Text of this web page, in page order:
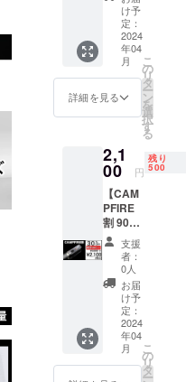
す。 ※
追加オ
プショ
ン商品
につき
専用ホ
ルダー
きませ
んので
ご注意
くださ
い。 ※
万が一
間違っ
て購入
してし
まい販
売期間
中にご
連絡い
ただけ
ない場
書 ×1 ※
税込、
送料込
みの価
格とな
りま
す。 ※
別売り
となり
ます。
ご希望
の場合
は追加
オプ
ション
をご購
入くだ
さい。
※皆様の
ご支援
により
量産効
率が向
定価格
3,000円
34%OF
F X2
Light 1
個をお
送りい
たしま
商品内
容 X2
Light ×1
専用シ
リコン
製
シェー
ド ×1 取
扱説明
書 ×1 ※
税込、
送料込
みの価
格とな
りま
す。 ※
け予
定：
2024
年04
月
詳細を見る
こ
の
リ
タ
ー
ン
を
選
択
す
る
2,1
00 円
残り
500
【CAM
PFIRE
割 900
円引 】
X2
Light
100個限
販売予
定価格
3,000円
30%OF
支援
者：
0人
お届
け予
定：
2024
年04
月
こ
の
リ
タ
ー